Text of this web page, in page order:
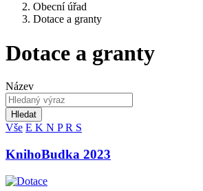
Obecní úřad
Dotace a granty
Dotace a granty
Název
Hledat
Vše E K N PR S
KnihoBudka 2023